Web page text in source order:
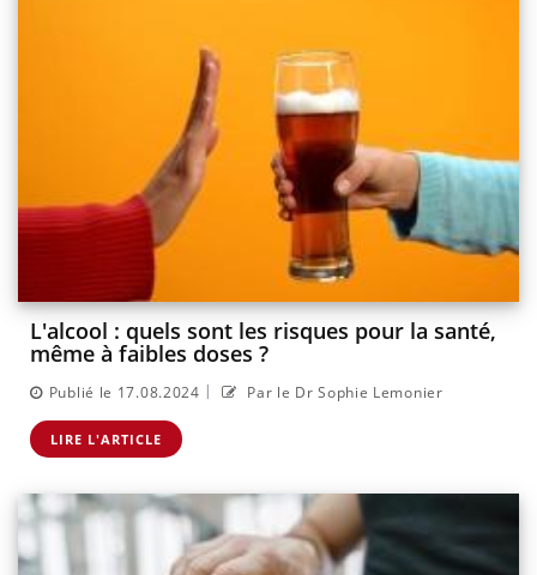
L'alcool : quels sont les risques pour la santé,
même à faibles doses ?
Publié le 17.08.2024 | Par le Dr Sophie Lemonier
LIRE L'ARTICLE